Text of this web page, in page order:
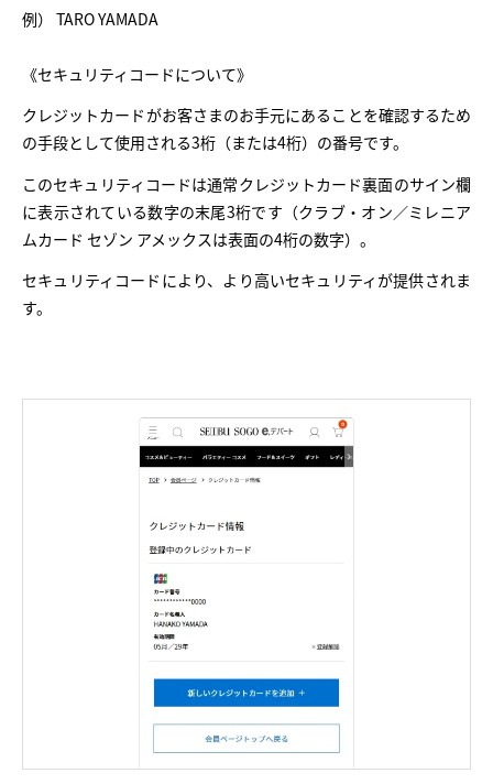
例） TARO YAMADA
《セキュリティコードについて》
クレジットカードがお客さまのお手元にあることを確認するため
の手段として使用される3桁（または4桁）の番号です。
このセキュリティコードは通常クレジットカード裏面のサイン欄
に表示されている数字の末尾3桁です（クラブ・オン／ミレニア
ムカード セゾン アメックスは表面の4桁の数字）。
セキュリティコードにより、より高いセキュリティが提供されま
す。